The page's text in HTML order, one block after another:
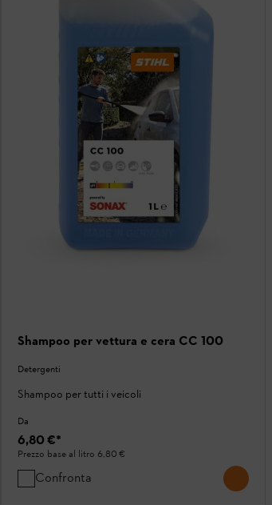
Shampoo per vettura e cera CC 100
Detergenti
Shampoo per tutti i veicoli
Da
6,80 €*
Prezzo base al litro 6,80 €
Confronta